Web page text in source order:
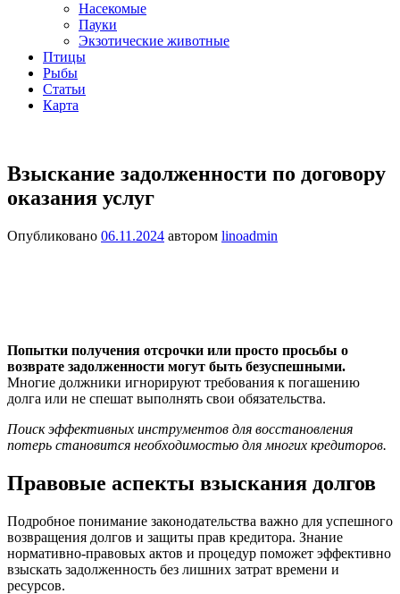
Насекомые
Пауки
Экзотические животные
Птицы
Рыбы
Статьи
Карта
Взыскание задолженности по договору
оказания услуг
Опубликовано 06.11.2024 автором linoadmin
Попытки получения отсрочки или просто просьбы о
возврате задолженности могут быть безуспешными.
Многие должники игнорируют требования к погашению
долга или не спешат выполнять свои обязательства.
Поиск эффективных инструментов для восстановления
потерь становится необходимостью для многих кредиторов.
Правовые аспекты взыскания долгов
Подробное понимание законодательства важно для успешного
возвращения долгов и защиты прав кредитора. Знание
нормативно-правовых актов и процедур поможет эффективно
взыскать задолженность без лишних затрат времени и
ресурсов.